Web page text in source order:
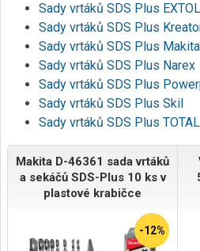
Sady vrtáků SDS Plus
Sady vrtáků SDS Plus
Sady vrtáků SDS Plus Makita
Sady vrtáků SDS Plus Narex
Sady vrtáků SDS Plus
Sady vrtáků SDS Plus Skil
Sady vrtáků SDS Plus TOTAL
Makita D-46361 sada vrtáků
a sekáčů SDS-Plus 10 ks v
plastové krabičce
-12%